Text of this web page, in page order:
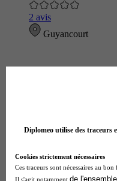
2 avis
Guyancourt
Diplomeo utilise des traceurs
Cookies strictement nécessaires
Ces traceurs sont nécessaires au
Il s'agit notamment de